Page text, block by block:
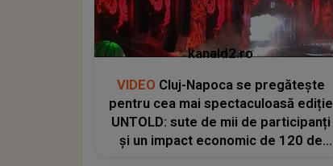
kanald2.ro
VIDEO Cluj-Napoca se pregătește
pentru cea mai spectaculoasă ediție
UNTOLD: sute de mii de participanți
și un impact economic de 120 de